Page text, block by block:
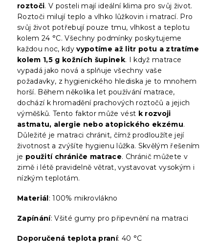
roztoči. V posteli mají ideální klima pro svůj život.
Roztoči milují teplo a vlhko lůžkovin i matrací. Pro
svůj život potřebují pouze tmu, vlhkost a teplotu
kolem 24 °C. Všechny podmínky poskytujeme
každou noc, kdyvypotíme až litr potu a ztratíme
kolem 1,5 g kožních šupinek. I když matrace
vypadá jako nová a splňuje všechny vaše
požadavky, z hygienického hlediska je to mnohem
horší. Během několika let používání matrace,
dochází k hromadění prachových roztočů a jejich
výměšků. Tento faktor může vést k rozvoji
astmatu, alergie nebo atopického ekzému.
Důležité je matraci chránit, čímž prodloužíte její
životnost a zvýšíte hygienu lůžka. Skvělým řešením
je použití chrániče matrace. Chránič můžete v
zimě i létě pravidelně větrat, vystavovat vysokým i
nízkým teplotám.
Materiál: 100% mikrovlákno
Zapínání: Všité gumy pro připevnění na matraci
Doporučená teplota praní: 40 °C